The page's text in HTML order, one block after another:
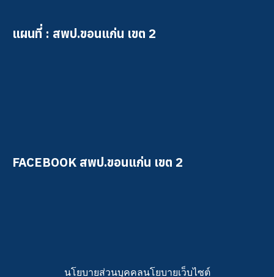
แผนที่ : สพป.ขอนแก่น เขต 2
FACEBOOK สพป.ขอนแก่น เขต 2
นโยบายส่วนบุคคลนโยบายเว็บไซต์